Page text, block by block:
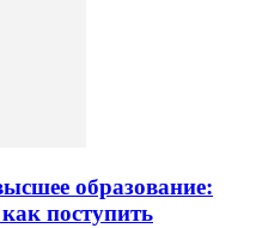
образование:
поступить